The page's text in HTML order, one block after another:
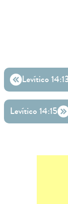
Levítico
Levítico 14:15